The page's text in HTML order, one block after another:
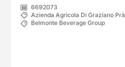
6692073
Azienda Agricola Di Graziano Prà
Belmonte Beverage Group